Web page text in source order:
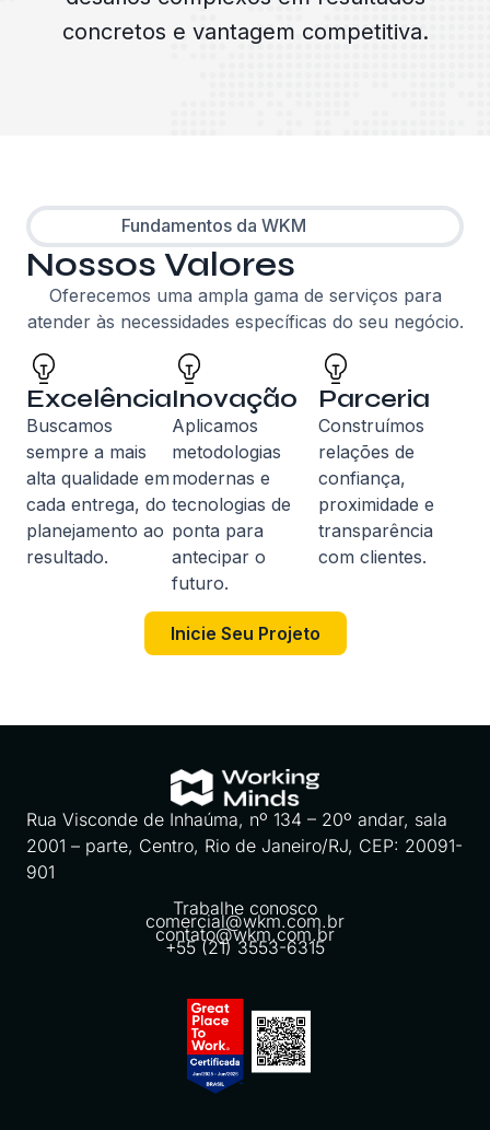
concretos e vantagem competitiva.
Fundamentos da WKM
Nossos Valores
Oferecemos uma ampla gama de serviços para
atender às necessidades específicas do seu negócio.
Excelência
Buscamos
sempre a mais
alta qualidade em
cada entrega, do
planejamento ao
resultado.
Inovação
Aplicamos
metodologias
modernas e
tecnologias de
ponta para
antecipar o
futuro.
Parceria
Construímos
relações de
confiança,
proximidade e
transparência
com clientes.
Inicie Seu Projeto
Rua Visconde de Inhaúma, nº 134 – 20º andar, sala
2001 – parte, Centro, Rio de Janeiro/RJ, CEP: 20091-
901
Trabalhe conosco
comercial@wkm.com.br
contato@wkm.com.br
+55 (21) 3553-6315